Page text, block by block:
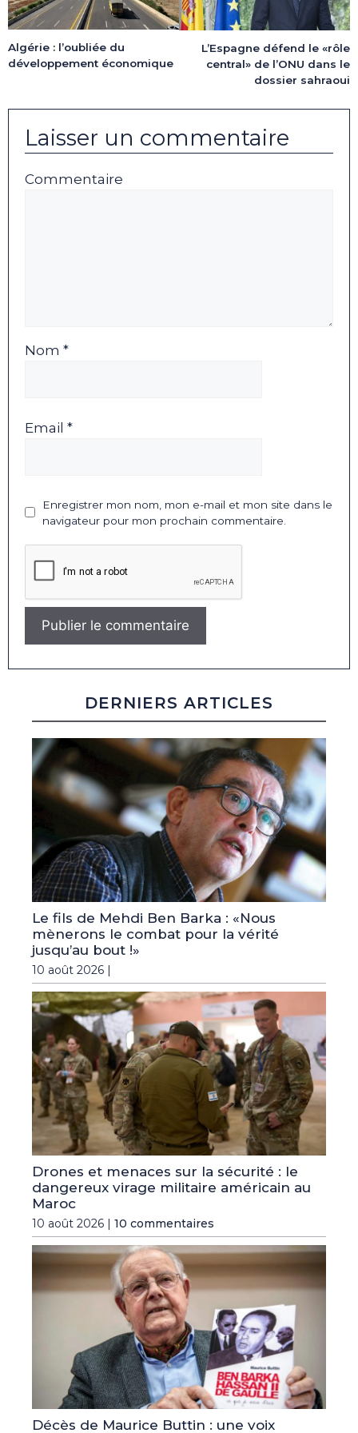
Algérie : l’oubliée du
développement économique
L’Espagne défend le «rôle
central» de l’ONU dans le
dossier sahraoui
Laisser un commentaire
Commentaire
Nom *
Email *
Enregistrer mon nom, mon e-mail et mon site dans le
navigateur pour mon prochain commentaire.
DERNIERS ARTICLES
Le fils de Mehdi Ben Barka : «Nous
mènerons le combat pour la vérité
jusqu’au bout !»
10 août 2026 |
Drones et menaces sur la sécurité : le
dangereux virage militaire américain au
Maroc
10 août 2026 | 10 commentaires
Décès de Maurice Buttin : une voix